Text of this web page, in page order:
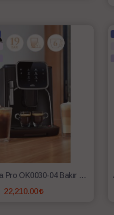
Arzum Okka Pro OK0030-04 Bakır Tam Otomatik Espresso Makinesi
22,210.00